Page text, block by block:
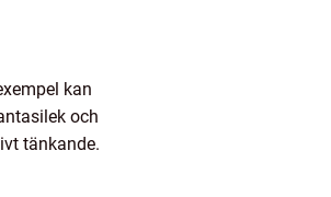
kan
och
tänkande.